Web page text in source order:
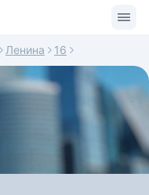
Ленина 16